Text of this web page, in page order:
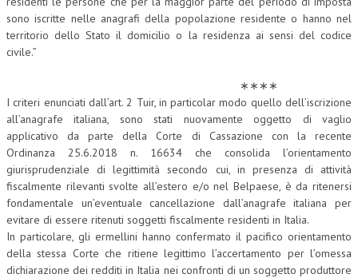
sono iscritte nelle anagrafi della popolazione residente o hanno nel
territorio dello Stato il domicilio o la residenza ai sensi del codice
civile.”
∗∗∗∗
I criteri enunciati dall’art. 2 Tuir, in particolar modo quello dell’iscrizione
all’anagrafe italiana, sono stati nuovamente oggetto di vaglio
applicativo da parte della Corte di Cassazione con la recente
Ordinanza 25.6.2018 n. 16634 che consolida l’orientamento
giurisprudenziale di legittimità secondo cui, in presenza di attività
fiscalmente rilevanti svolte all’estero e/o nel Belpaese, è da ritenersi
fondamentale un’eventuale cancellazione dall’anagrafe italiana per
evitare di essere ritenuti soggetti fiscalmente residenti in Italia.
In particolare, gli ermellini hanno confermato il pacifico orientamento
della stessa Corte che ritiene legittimo l’accertamento per l’omessa
dichiarazione dei redditi in Italia nei confronti di un soggetto produttore